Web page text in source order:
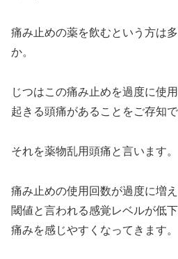
痛み止めの薬を飲むという方は
か。
じつはこの痛み止めを過度に使
起きる頭痛があることをご存知
それを薬物乱用頭痛と言います。
痛み止めの使用回数が過度に増
閾値と言われる感覚レベルが低下
痛みを感じやすくなってきます。